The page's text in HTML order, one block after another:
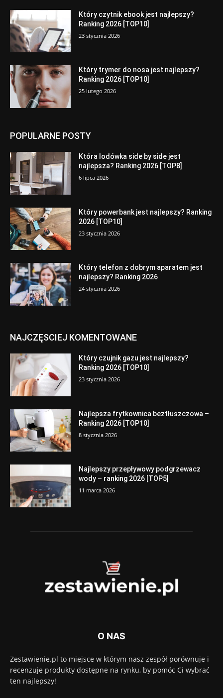
Który czytnik ebook jest najlepszy?
Ranking 2026 [TOP10]
23 stycznia 2026
Który trymer do nosa jest najlepszy?
Ranking 2026 [TOP10]
25 lutego 2026
POPULARNE POSTY
Która lodówka side by side jest
najlepsza? Ranking 2026 [TOP8]
6 lipca 2026
Który powerbank jest najlepszy? Ranking
2026 [TOP10]
23 stycznia 2026
Który telefon z dobrym aparatem jest
najlepszy? Ranking 2026
24 stycznia 2026
NAJCZĘSCIEJ KOMENTOWANE
Który czujnik gazu jest najlepszy?
Ranking 2026 [TOP10]
23 stycznia 2026
Najlepsza frytkownica beztłuszczowa –
Ranking 2026 [TOP10]
8 stycznia 2026
Najlepszy przepływowy podgrzewacz
wody – ranking 2026 [TOP5]
11 marca 2026
O NAS
Zestawienie.pl to miejsce w którym nasz zespół porównuje i
recenzuje produkty dostępne na rynku, by pomóc Ci wybrać
ten najlepszy!